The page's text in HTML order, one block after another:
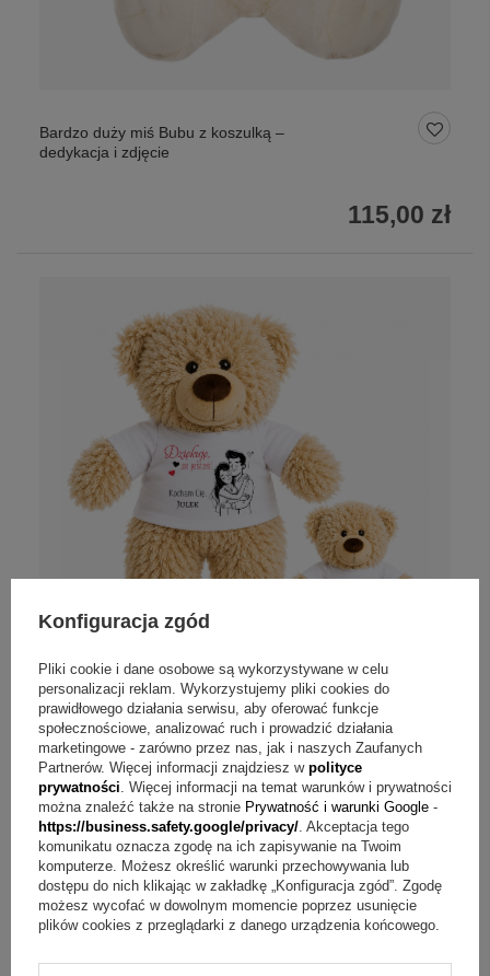
Bardzo duży miś Bubu z koszulką –
dedykacja i zdjęcie
115,00 zł
Miś pluszowy na Walentynki / Dziękuję że
jesteś / Personalizacja
Personalizuj
65,00 zł
Konfiguracja zgód
Pliki cookie i dane osobowe są wykorzystywane w celu
personalizacji reklam. Wykorzystujemy pliki cookies do
prawidłowego działania serwisu, aby oferować funkcje
społecznościowe, analizować ruch i prowadzić działania
marketingowe - zarówno przez nas, jak i naszych Zaufanych
Partnerów. Więcej informacji znajdziesz w polityce
prywatności. Więcej informacji na temat warunków i prywatności
można znaleźć także na stronie Prywatność i warunki Google -
https://business.safety.google/privacy/. Akceptacja tego
komunikatu oznacza zgodę na ich zapisywanie na Twoim
komputerze. Możesz określić warunki przechowywania lub
dostępu do nich klikając w zakładkę „Konfiguracja zgód”. Zgodę
możesz wycofać w dowolnym momencie poprzez usunięcie
plików cookies z przeglądarki z danego urządzenia końcowego.